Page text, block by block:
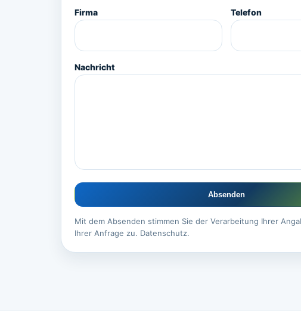
Firma Telefon
Nachricht
Absenden
Mit dem Absenden stimmen Sie der Verarbeitung Ihrer
Ihrer Anfrage zu. Datenschutz.